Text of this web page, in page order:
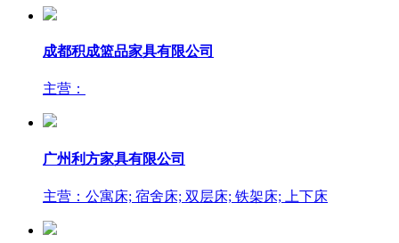
成都积成篮品家具有限公司
主营：
广州利方家具有限公司
主营：公寓床; 宿舍床; 双层床; 铁架床; 上下床